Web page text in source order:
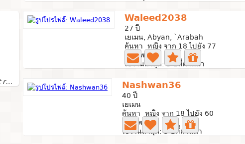
I really want to establish a good and honest relationship...
Waleed2038
27 ปี
เยเมน, Abyan, `Arabah
ค้นหา หญิง จาก 18 ไปยัง 77
0 ภาพถ่าย
ใช้งานล่าสุด: 3 ปีที่ผ่านมา
Nashwan36
40 ปี
เยเมน
ค้นหา หญิง จาก 18 ไปยัง 60
4 ภาพถ่าย
ใช้งานล่าสุด: 3 ปีที่ผ่านมา